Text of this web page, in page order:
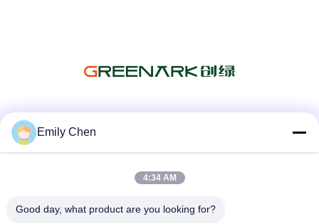
Emily Chen
4:34 AM
Good day, what product are you looking for?